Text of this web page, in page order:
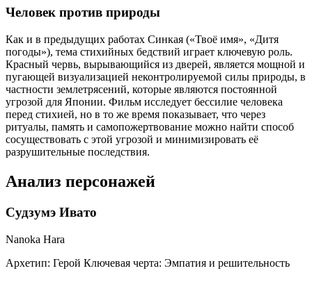
Человек против природы
Как и в предыдущих работах Синкая («Твоё имя», «Дитя
погоды»), тема стихийных бедствий играет ключевую роль.
Красный червь, вырывающийся из дверей, является мощной и
пугающей визуализацией неконтролируемой силы природы, в
частности землетрясений, которые являются постоянной
угрозой для Японии. Фильм исследует бессилие человека
перед стихией, но в то же время показывает, что через
ритуалы, память и самопожертвование можно найти способ
сосуществовать с этой угрозой и минимизировать её
разрушительные последствия.
Анализ персонажей
Судзумэ Ивато
Nanoka Hara
Архетип: Герой Ключевая черта: Эмпатия и решительность